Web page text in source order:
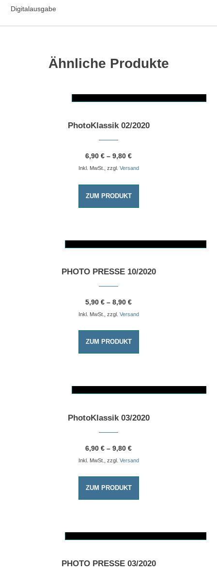
Digitalausgabe
Ähnliche Produkte
Dieses Produkt weist mehrere Varianten auf. Die Optionen können auf der Produktseite gewählt werden
PhotoKlassik 02/2020
6,90 € – 9,80 €
Inkl. MwSt., zzgl. Versand
ZUM PRODUKT
Dieses Produkt weist mehrere Varianten auf. Die Optionen können auf der Produktseite gewählt werden
PHOTO PRESSE 10/2020
5,90 € – 8,90 €
Inkl. MwSt., zzgl. Versand
ZUM PRODUKT
Dieses Produkt weist mehrere Varianten auf. Die Optionen können auf der Produktseite gewählt werden
PhotoKlassik 03/2020
6,90 € – 9,80 €
Inkl. MwSt., zzgl. Versand
ZUM PRODUKT
Dieses Produkt weist mehrere Varianten auf. Die Optionen können auf der Produktseite gewählt werden
PHOTO PRESSE 03/2020